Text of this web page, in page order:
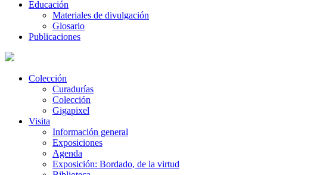
Educación
Materiales de divulgación
Glosario
Publicaciones
Colección
Curadurías
Colección
Gigapixel
Visita
Información general
Exposiciones
Agenda
Exposición: Bordado, de la virtud